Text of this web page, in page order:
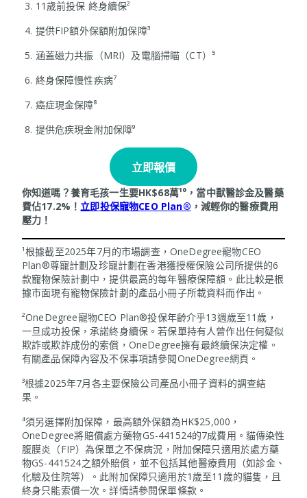
3. 11歲前投保 終身續保²
4. 提供FIP額外保額附加保障³
5. 涵蓋磁力共振（MRI）及電腦掃瞄（CT）⁵
6. 終身保障慢性疾病⁷
7. 癌症現金保障⁸
8. 提供危疾現金附加保障⁹
立即報價
你知道嗎？養育毛孩一生要HK$68萬¹⁰，當中獸醫診金及醫藥
費佔17.2%！立即投保寵物CEO Plan® ，減輕你的醫療費用
壓力！
¹根據截至2025年7月的市場調查，OneDegree寵物CEO
Plan®尊寵計劃及珍寵計劃在香港獲授權保險公司所提供的6
款寵物保險計劃中，提供最高的每年醫療保障額。此比較是根
據市面現有寵物保險計劃的產品小冊子所載資料而作出。
²OneDegree寵物CEO Plan®投保年齡介乎13週歲至11歲，
一旦成功投保，承諾終身續保。若保單持有人曾作出任何疑似
欺詐或欺詐成份的索償，OneDegree擁有最終續保決定權。
有關產品保障內容及不保事項請參閱OneDegree網頁。
³根據2025年7月各主要保險公司產品小冊子資料的調查結
果。
⁴須另選擇附加保障，最高額外保額為HK$25,000，
OneDegree將賠償處方藥物GS-441524的7成費用。貓傳染性
腹膜炎（FIP）為保單之不保病況，附加保障只適用於處方藥
物GS-441524之額外賠償，並不包括其他醫療費用（如診金、
化驗及住院等）。此附加保障只適用於1歲至11歲的貓隻，且
終身只能索償一次。詳情請參閱保單條款。